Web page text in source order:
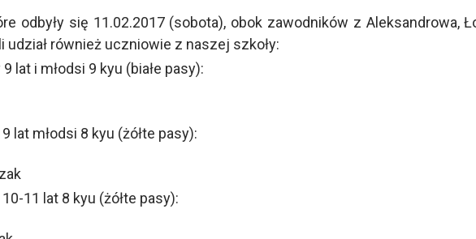
odbyły się 11.02.2017 (sobota), obok zawodników z Aleksandrowa,
również uczniowie z naszej szkoły:
lat i młodsi 9 kyu (białe pasy):
lat młodsi 8 kyu (żółte pasy):
11 lat 8 kyu (żółte pasy):